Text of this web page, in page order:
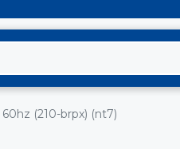
(210-brpx) (nt7)